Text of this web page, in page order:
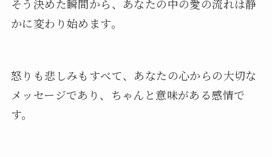
そう決めた瞬間から、あなたの中の愛の流れは静
かに変わり始めます。
怒りも悲しみもすべて、あなたの心からの大切な
メッセージであり、ちゃんと意味がある感情で
す。